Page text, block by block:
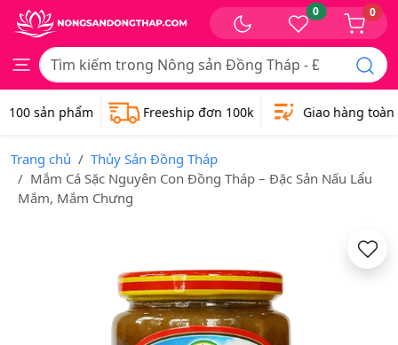
0 0
sản phẩm Freeship đơn 100k Giao hàng toàn
Trang chủ
Thủy Sản Đồng Tháp
Mắm Cá Sặc Nguyên Con Đồng Tháp – Đặc Sản Nấu Lẩu
Mắm, Mắm Chưng